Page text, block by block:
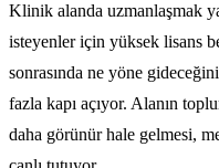
Klinik alanda uzmanlaşmak
isteyenler için yüksek lisans
sonrasında ne yöne
fazla kapı açıyor. Alanın
daha görünür hale gelmesi,